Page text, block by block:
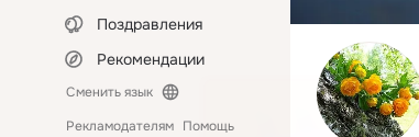
Поздравления
Рекомендации
Сменить язык
Рекламодателям Помощь